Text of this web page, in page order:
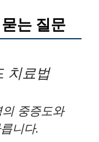
는 질문
치료법
중증도와
니다.